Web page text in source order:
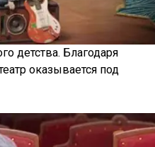
детства. Благодаря
оказывается под